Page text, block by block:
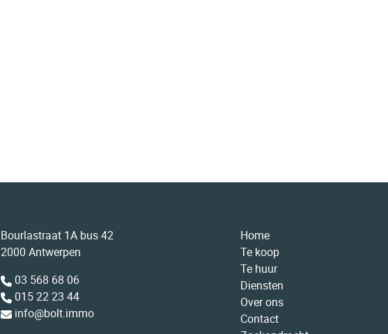
Bourlastraat 1A bus 42
2000 Antwerpen
03 568 68 06
015 22 23 44
info@bolt.immo
Home
Te koop
Te huur
Diensten
Over ons
Contact